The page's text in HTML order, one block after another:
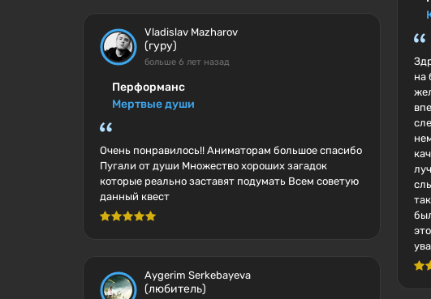
Vladislav Mazharov
(гуру)
больше 6 лет назад
Перформанс
Мертвые души
Очень понравилось!! Аниматорам большое спасибо
Пугали от души Множество хороших загадок
которые реально заставят подумать Всем советую
данный квест
Aygerim Serkebayeva
(любитель)
на